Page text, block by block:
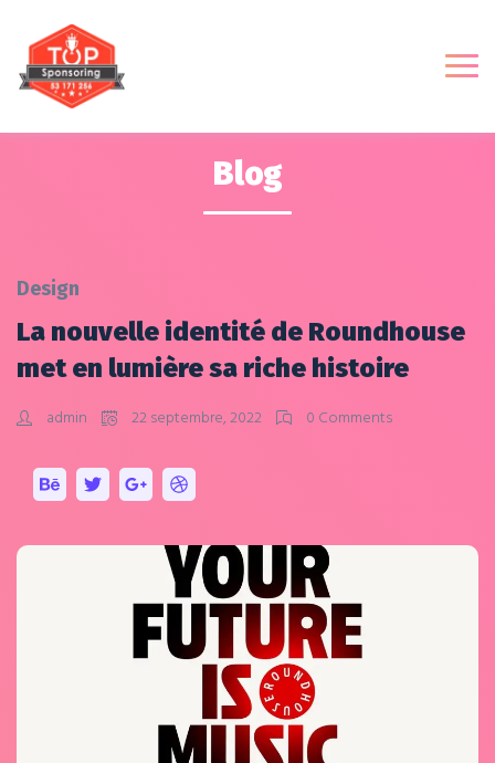
Blog
Design
La nouvelle identité de Roundhouse
met en lumière sa riche histoire
admin 22 septembre, 2022 0 Comments